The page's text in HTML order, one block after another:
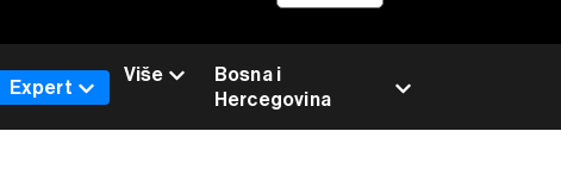
Bosna i
Hercegovina
Expert
Više